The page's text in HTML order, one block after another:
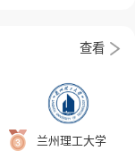
查看
兰州理工大学